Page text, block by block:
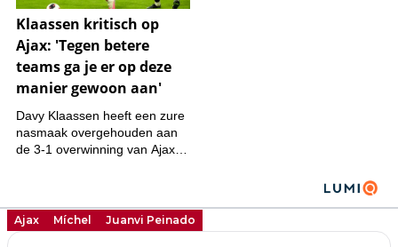
Ajax Míchel Juanvi Peinado